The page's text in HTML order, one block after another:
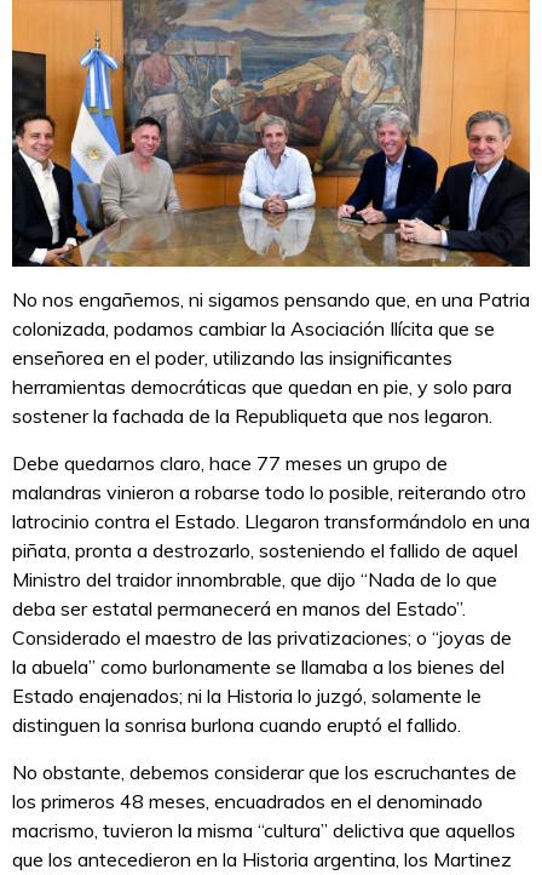
No nos engañemos, ni sigamos pensando que, en una Patria
colonizada, podamos cambiar la Asociación Ilícita que se
enseñorea en el poder, utilizando las insignificantes
herramientas democráticas que quedan en pie, y solo para
sostener la fachada de la Republiqueta que nos legaron.
Debe quedarnos claro, hace 77 meses un grupo de
malandras vinieron a robarse todo lo posible, reiterando otro
latrocinio contra el Estado. Llegaron transformándolo en una
piñata, pronta a destrozarlo, sosteniendo el fallido de aquel
Ministro del traidor innombrable, que dijo “Nada de lo que
deba ser estatal permanecerá en manos del Estado”.
Considerado el maestro de las privatizaciones; o “joyas de
la abuela” como burlonamente se llamaba a los bienes del
Estado enajenados; ni la Historia lo juzgó, solamente le
distinguen la sonrisa burlona cuando eruptó el fallido.
No obstante, debemos considerar que los escruchantes de
los primeros 48 meses, encuadrados en el denominado
macrismo, tuvieron la misma “cultura” delictiva que aquellos
que los antecedieron en la Historia argentina, los Martinez